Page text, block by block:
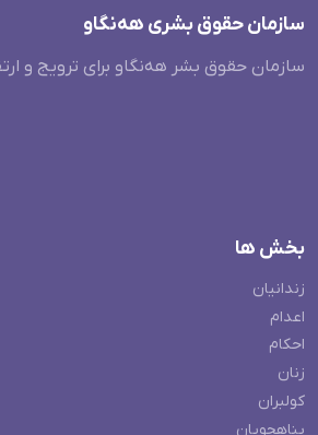
سازمان حقوق بشری هەنگاو
سازمان حقوق بشر هه‌نگاو برای ترویج و
بخش ها
زندانیان
اعدام
احکام
زنان
کولبران
پناهجویان